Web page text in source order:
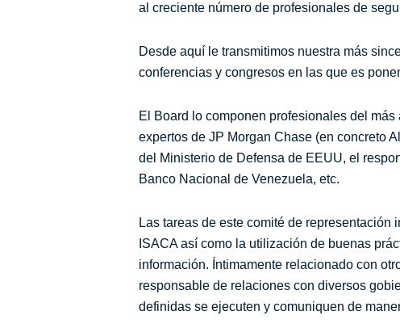
al creciente número de profesionales de
Desde aquí le transmitimos nuestra más
conferencias y congresos en las que es
El Board lo componen profesionales del
expertos de JP Morgan Chase (en concreto
del Ministerio de Defensa de EEUU, el
Banco Nacional de Venezuela, etc.
Las tareas de este comité de
ISACA así como la utilización de buenas
información. Íntimamente relacionado con
responsable de relaciones con diversos
definidas se ejecuten y comuniquen de